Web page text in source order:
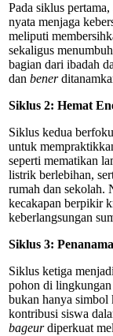
Pada siklus
nyata menjaga
meliputi
sekaligus
bagian dari ibadah
dan bener
Siklus 2: Hemat
Siklus kedua
untuk
seperti mematikan
listrik berlebihan,
rumah dan sekolah.
kecakapan berpikir
keberlangsungan
Siklus 3:
Siklus ketiga
pohon di
bukan hanya simbol
kontribusi siswa
bageurdiperkuat